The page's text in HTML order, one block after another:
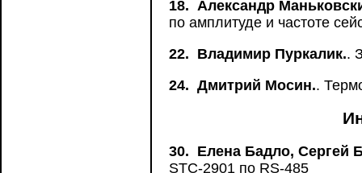
18. Александр
по амплитуде и частоте
22. Владимир Пуркалик..
24. Дмитрий Мосин..
30. Елена Бадло, Сергей
STC-2901 по RS-485